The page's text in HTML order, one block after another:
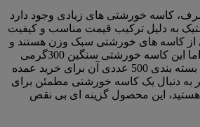
کاسه خورشتی های زیادی وجود دارد
به دلیل ترکیب قیمت مناسب و کیفیت
از کاسه های خورشتی سبک وزن هستند و
به راحتی خم می شوند، اما این کاسه خورشتی سنگین 300گرمی
ثبات خوبی دارد. همچنین بسته بندی 500 عددی آن برای خريد عمده
به دنبال یک کاسه خورشتی مطمئن برای
هستید، این محصول گزینه ای بی نقص